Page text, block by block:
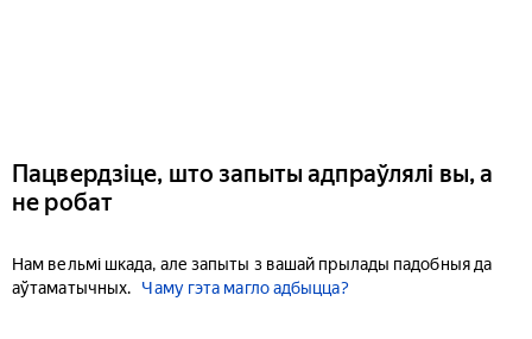
Пацвердзіце, што запыты адпраўлялі вы, а
не робат
Нам вельмі шкада, але запыты з вашай прылады падобныя да
аўтаматычных.
Чаму гэта магло адбыцца?